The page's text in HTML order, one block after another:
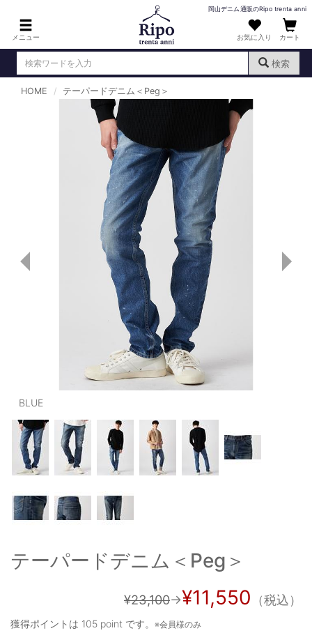
メニュー
岡山デニム通販のRipo trenta anni
お気に入り カート
検索
新規会員登録
DENIM : デニム
PANTS : パンツ
TOPS : トップス
T-SHIRT : Tシャツ
KNIT : ニット
SHIRT : シャツ
OUTERS : アウター
LADIES : レディース
DENIM : デニム
PANTS/SKIRT : パンツ・スカート
TOPS : トップス
OUTERS : アウター
MENS : メンズ
HOME テーパードデニム＜Peg＞
BLUE
テーパードデニム＜Peg＞
¥23,100→¥11,550 （税込）
獲得ポイントは 105 point です。 ※会員様のみ